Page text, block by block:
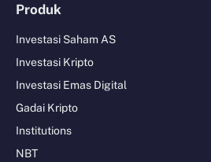
Produk
Investasi Saham AS
Investasi Kripto
Investasi Emas Digital
Gadai Kripto
Institutions
NBT